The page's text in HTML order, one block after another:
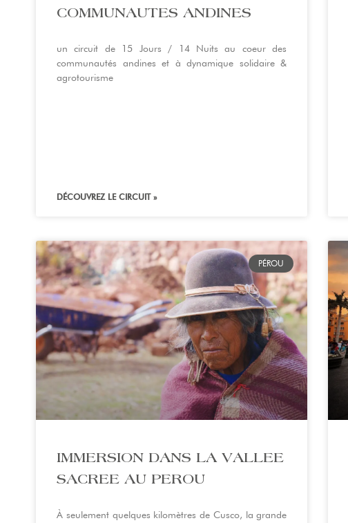
COMMUNAUTES ANDINES
un circuit de 15 Jours / 14 Nuits au coeur des
communautés andines et à dynamique solidaire &
agrotourisme
DÉCOUVREZ LE CIRCUIT »
PÉROU
IMMERSION DANS LA VALLEE
SACREE AU PEROU
À seulement quelques kilomètres de Cusco, la grande